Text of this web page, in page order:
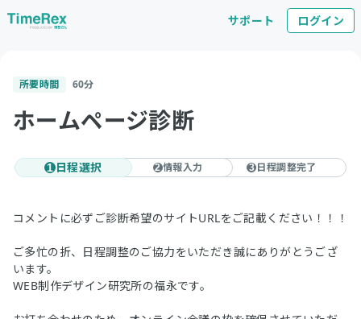
サポート ログイン
所要時間 60分
ホームページ診断
1 日程選択 2情報入力 3 日程調整完了
コメントに必ずご診断希望のサイトURLをご記載ください！！！
ご多忙の折、日程調整のご協力をいただき誠にありがとうござ
います。
WEB制作デザイン研究所の福永です。